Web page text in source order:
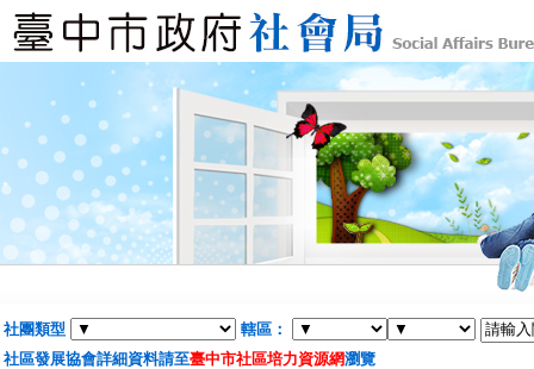
社團類型
轄區：
社區發展協會詳細資料請至臺中市社區培力資源網瀏覽